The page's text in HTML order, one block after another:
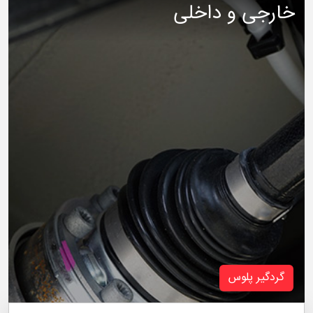
خارجی و داخلی
گردگیر پلوس